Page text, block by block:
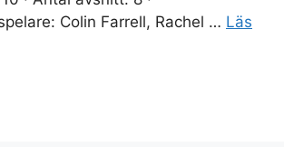
Colin Farrell, Rachel … Läs